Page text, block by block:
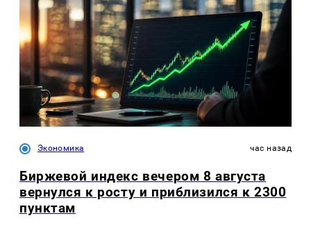
Экономика час назад
Биржевой индекс вечером 8 августа
вернулся к росту и приблизился к 2300
пунктам